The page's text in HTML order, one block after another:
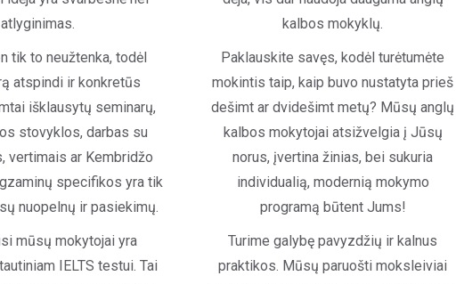
atlyginimas.
tik to neužtenka, todėl
atspindi ir konkretūs
išklausytų seminarų,
stovyklos, darbas su
vertimais ar Kembridžo
specifikos yra tik
nuopelnų ir pasiekimų.
mūsų mokytojai yra
IELTS testui. Tai
kalbos mokyklų.
Paklauskite savęs, kodėl turėtumėte
mokintis taip, kaip buvo nustatyta prieš
dešimt ar dvidešimt metų? Mūsų anglų
kalbos mokytojai atsižvelgia į Jūsų
norus, įvertina žinias, bei sukuria
individualią, modernią mokymo
programą būtent Jums!
Turime galybę pavyzdžių ir kalnus
praktikos. Mūsų paruošti moksleiviai